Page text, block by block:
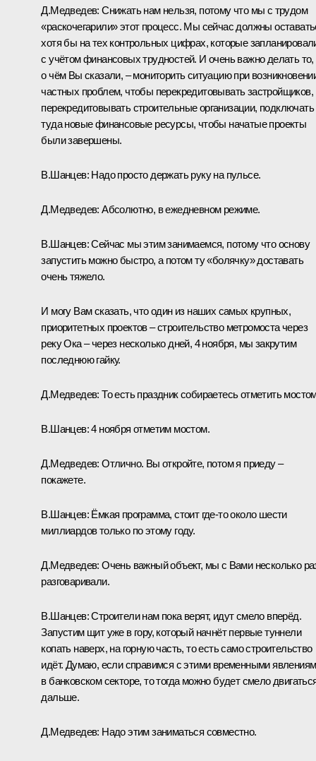
Д.Медведев: Снижать нам нельзя, потому что мы с трудом
«раскочегарили» этот процесс. Мы сейчас должны
хотя бы на тех контрольных цифрах, которые
с учётом финансовых трудностей. И очень важно делать то,
о чём Вы сказали, – мониторить ситуацию при
частных проблем, чтобы перекредитовывать застройщиков,
перекредитовывать строительные организации, подключать
туда новые финансовые ресурсы, чтобы начатые проекты
были завершены.
В.Шанцев: Надо просто держать руку на пульсе.
Д.Медведев: Абсолютно, в ежедневном режиме.
В.Шанцев: Сейчас мы этим занимаемся, потому что основу
запустить можно быстро, а потом ту «болячку» доставать
очень тяжело.
И могу Вам сказать, что один из наших самых крупных,
приоритетных проектов – строительство метромоста через
реку Ока – через несколько дней, 4 ноября, мы закрутим
последнюю гайку.
Д.Медведев: То есть праздник собираетесь отметить
В.Шанцев: 4 ноября отметим мостом.
Д.Медведев: Отлично. Вы откройте, потом я приеду –
покажете.
В.Шанцев: Ёмкая программа, стоит где‑то около шести
миллиардов только по этому году.
Д.Медведев: Очень важный объект, мы с Вами несколько
разговаривали.
В.Шанцев: Строители нам пока верят, идут смело вперёд.
Запустим щит уже в гору, который начнёт первые туннели
копать наверх, на горную часть, то есть само строительство
идёт. Думаю, если справимся с этими временными
в банковском секторе, то тогда можно будет смело
дальше.
Д.Медведев: Надо этим заниматься совместно.